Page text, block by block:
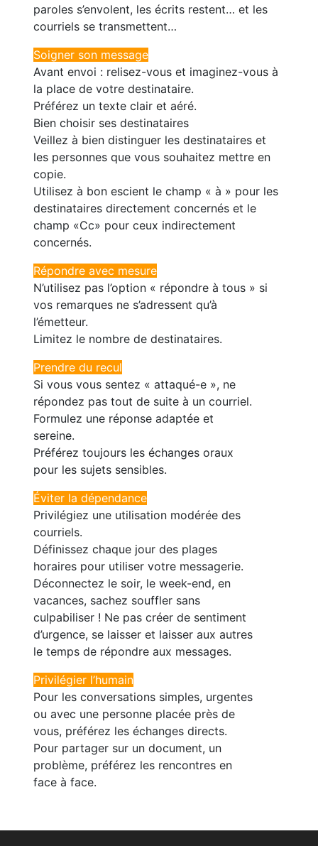
paroles s’envolent, les écrits restent… et les
courriels se transmettent…
Soigner son message
Avant envoi : relisez-vous et imaginez-vous à
la place de votre destinataire.
Préférez un texte clair et aéré.
Bien choisir ses destinataires
Veillez à bien distinguer les destinataires et
les personnes que vous souhaitez mettre en
copie.
Utilisez à bon escient le champ « à » pour les
destinataires directement concernés et le
champ «Cc» pour ceux indirectement
concernés.
Répondre avec mesure
N’utilisez pas l’option « répondre à tous » si
vos remarques ne s’adressent qu’à
l’émetteur.
Limitez le nombre de destinataires.
Prendre du recul
Si vous vous sentez « attaqué-e », ne
répondez pas tout de suite à un courriel.
Formulez une réponse adaptée et
sereine.
Préférez toujours les échanges oraux
pour les sujets sensibles.
Éviter la dépendance
Privilégiez une utilisation modérée des
courriels.
Définissez chaque jour des plages
horaires pour utiliser votre messagerie.
Déconnectez le soir, le week-end, en
vacances, sachez souffler sans
culpabiliser ! Ne pas créer de sentiment
d’urgence, se laisser et laisser aux autres
le temps de répondre aux messages.
Privilégier l’humain
Pour les conversations simples, urgentes
ou avec une personne placée près de
vous, préférez les échanges directs.
Pour partager sur un document, un
problème, préférez les rencontres en
face à face.